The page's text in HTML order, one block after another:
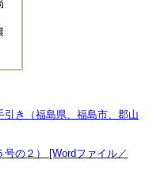
引き（福島県、福島市、郡山
号の２） [Wordファイル／